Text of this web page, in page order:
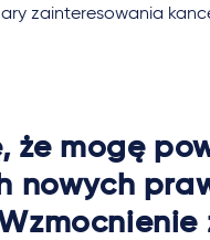
zainteresowania
że mogę
nowych